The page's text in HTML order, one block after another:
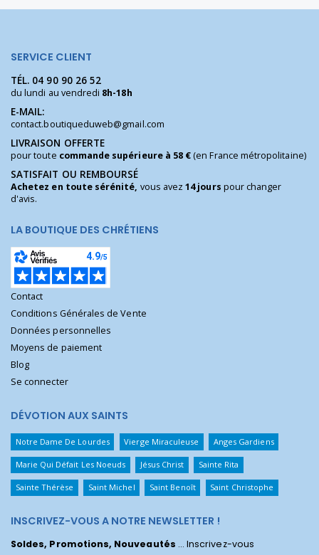
SERVICE CLIENT
TÉL. 04 90 90 26 52
du lundi au vendredi 8h-18h
E-MAIL:
contact.boutiqueduweb@gmail.com
LIVRAISON OFFERTE
pour toute commande supérieure à 58 €(en France métropolitaine)
SATISFAIT OU REMBOURSÉ
Achetez en toute sérénité, vous avez14 jours pour changer
d'avis.
LA BOUTIQUE DES CHRÉTIENS
Contact
Conditions Générales de Vente
Données personnelles
Moyens de paiement
Blog
Se connecter
DÉVOTION AUX SAINTS
Notre Dame De Lourdes Vierge Miraculeuse Anges Gardiens
Marie Qui Défait Les Noeuds Jésus Christ Sainte Rita
Sainte Thérèse Saint Michel Saint Benoît Saint Christophe
INSCRIVEZ-VOUS A NOTRE NEWSLETTER !
Soldes, Promotions, Nouveautés ... Inscrivez-vous